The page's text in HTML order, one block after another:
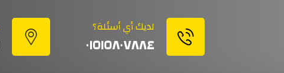
لديك أي أسئلة؟
٠١٥١٥٨٠٧٨٨٤